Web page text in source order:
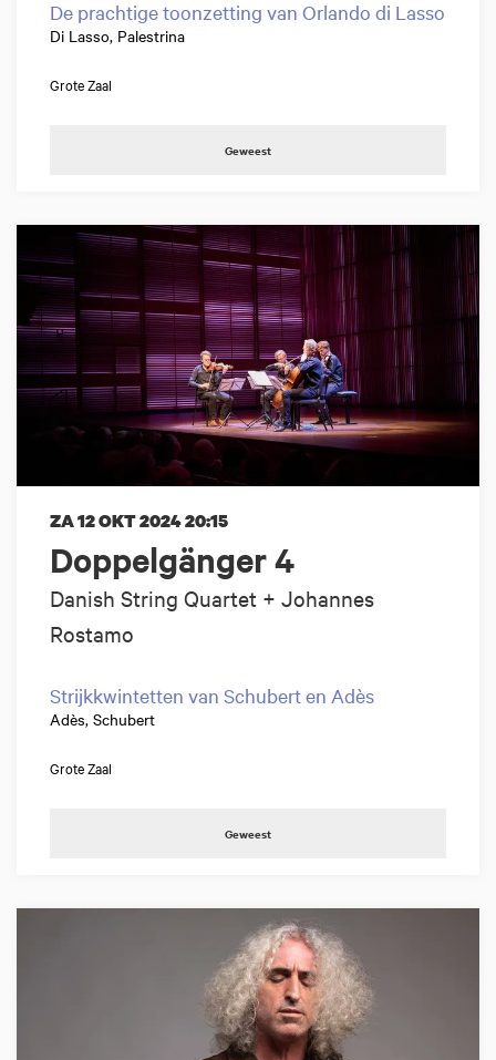
De prachtige toonzetting van Orlando di Lasso
Di Lasso, Palestrina
Grote Zaal
Geweest
Doppelgänger 4
Danish String Quartet + Johannes
Rostamo
ZA 12 OKT 202420:15
Strijkkwintetten van Schubert en Adès
Adès, Schubert
Grote Zaal
Geweest